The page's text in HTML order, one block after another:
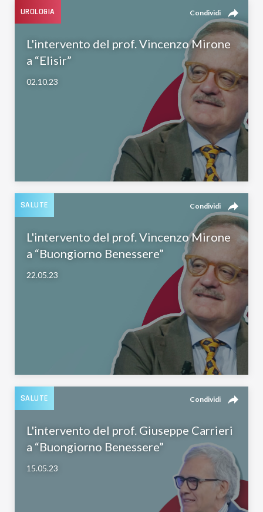
L'intervento del prof. Vincenzo Mirone
a “Elisir”
02.10.23
UROLOGIA Condividi reply
L'intervento del prof. Vincenzo Mirone
a “Buongiorno Benessere”
22.05.23
SALUTE Condividi reply
L'intervento del prof. Giuseppe Carrieri
a “Buongiorno Benessere”
15.05.23
SALUTE Condividi reply